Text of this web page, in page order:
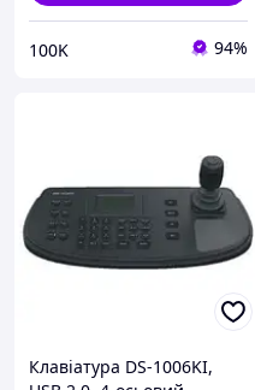
100K 94%
Клавіатура DS-1006KI,